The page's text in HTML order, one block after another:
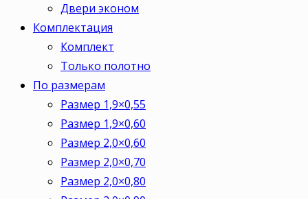
Двери эконом
Комплектация
Комплект
Только полотно
По размерам
Размер 1,9×0,55
Размер 1,9×0,60
Размер 2,0×0,60
Размер 2,0×0,70
Размер 2,0×0,80